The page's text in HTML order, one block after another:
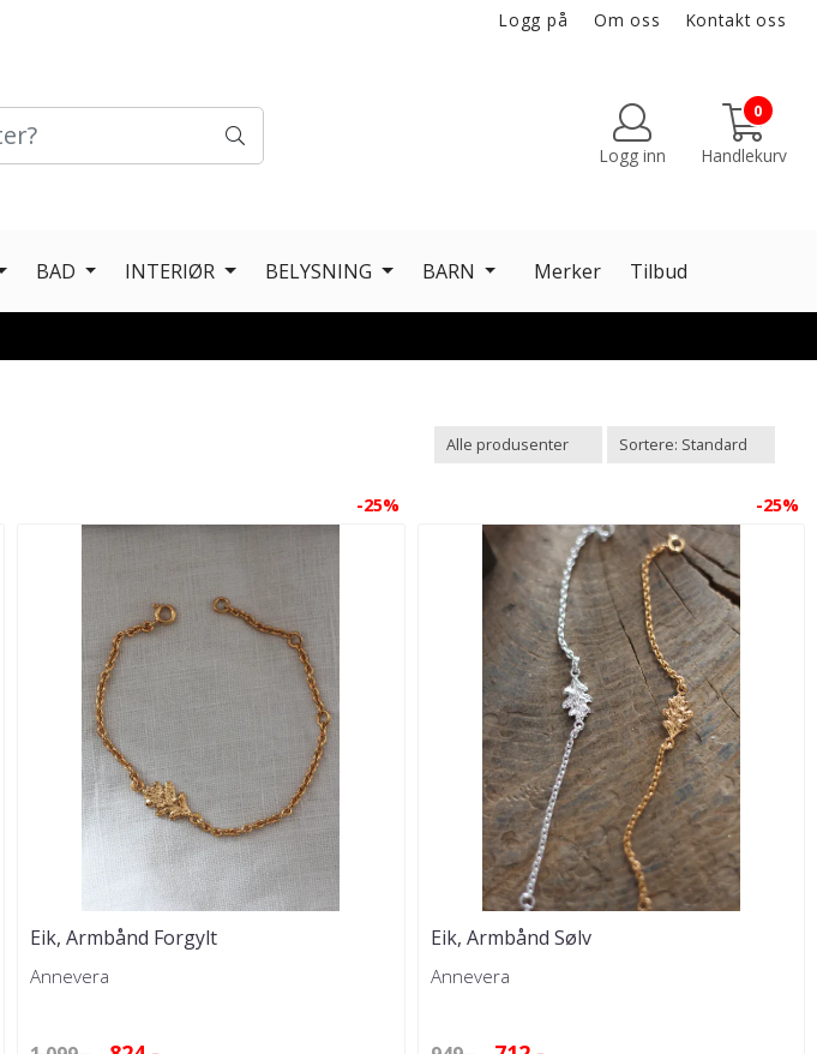
Logg på Om oss Kontakt oss
Logg inn
0
Handlekurv
BAD INTERIØR BELYSNING BARN Merker Tilbud
-25%
Eik, Armbånd Forgylt
Annevera
-25%
Eik, Armbånd Sølv
Annevera